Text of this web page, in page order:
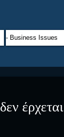
- Business Issues
έρχεται